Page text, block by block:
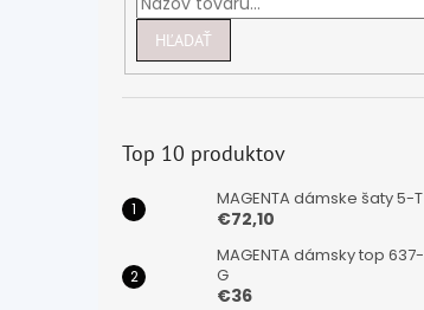
HĽADAŤ
Top 10 produktov
MAGENTA dámske šaty 5-T
€72,10
MAGENTA dámsky top 637-
G
€36